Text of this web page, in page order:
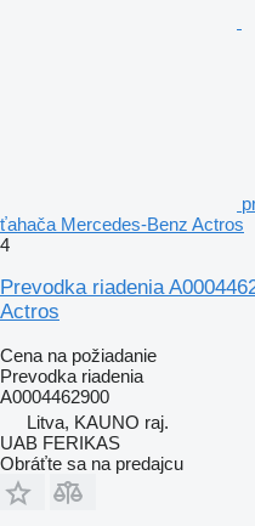
ťahača Mercedes-Benz Actros
4
Prevodka riadenia
Actros
Cena na požiadanie
Prevodka riadenia
A0004462900
Litva, KAUNO raj.
UAB FERIKAS
Obráťte sa na predajcu